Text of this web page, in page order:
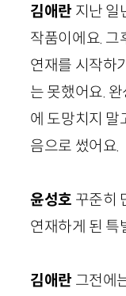
김애란 지난 일
작품이에요. 그
연재를 시작하
는 못했어요.
에 도망치지 말
음으로 썼어요.
윤성호 꾸준히
연재하게 된 특
김애란 그전에